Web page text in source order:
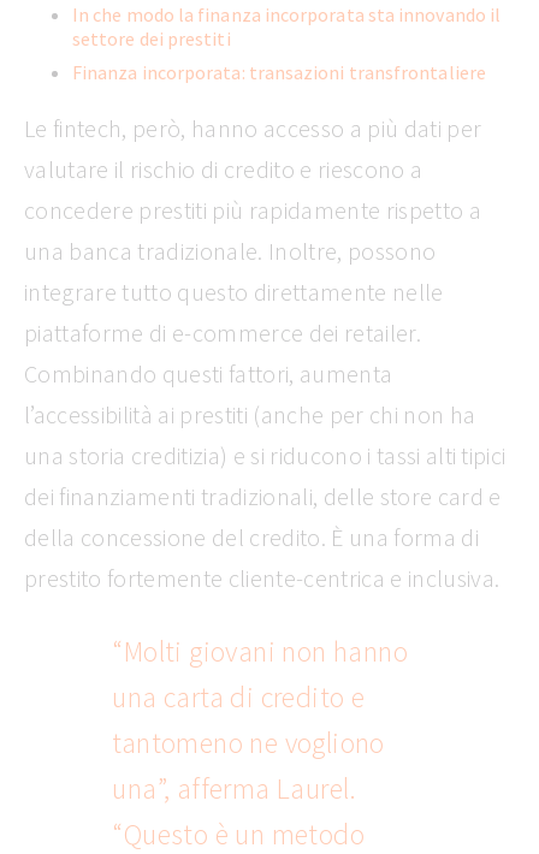
In che modo la finanza incorporata sta innovando il
settore dei prestiti
Finanza incorporata: transazioni transfrontaliere
Le fintech, però, hanno accesso a più dati per
valutare il rischio di credito e riescono a
concedere prestiti più rapidamente rispetto a
una banca tradizionale. Inoltre, possono
integrare tutto questo direttamente nelle
piattaforme di e-commerce dei retailer.
Combinando questi fattori, aumenta
l’accessibilità ai prestiti (anche per chi non ha
una storia creditizia) e si riducono i tassi alti tipici
dei finanziamenti tradizionali, delle store card e
della concessione del credito. È una forma di
prestito fortemente cliente-centrica e inclusiva.
“Molti giovani non hanno
una carta di credito e
tantomeno ne vogliono
una”, afferma Laurel.
“Questo è un metodo